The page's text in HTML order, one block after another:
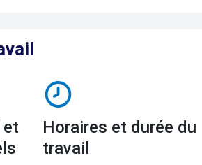
Horaires et durée du
travail